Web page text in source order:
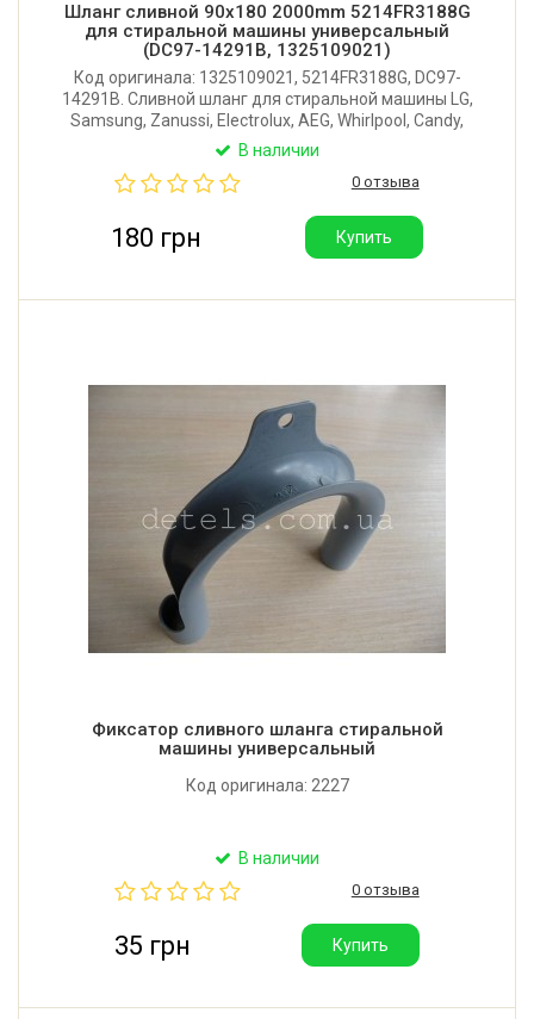
Шланг сливной 90x180 2000mm 5214FR3188G
для стиральной машины универсальный
(DC97-14291B, 1325109021)
Код оригинала: 1325109021, 5214FR3188G, DC97-
14291B. Сливной шланг для стиральной машины LG,
Samsung, Zanussi, Electrolux, AEG, Whirlpool, Candy,
Bosch, Siemens. Длина: 2000 мм. Внутр. диаметр
прямого наконечника: 24 мм.
В наличии
0 отзыва
180 грн Купить
Фиксатор сливного шланга стиральной
машины универсальный
Код оригинала: 2227
В наличии
0 отзыва
35 грн Купить